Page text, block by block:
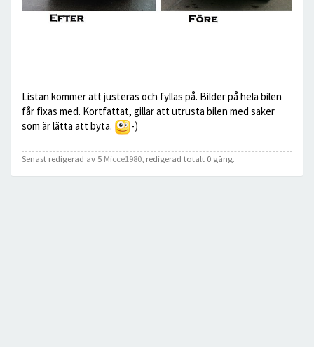
Listan kommer att justeras och fyllas på. Bilder på hela bilen
får fixas med. Kortfattat, gillar att utrusta bilen med saker
som är lätta att byta.
-)
Senast redigerad av 5 Micce1980 , redigerad totalt 0 gång.